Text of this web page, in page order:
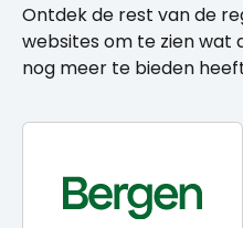
Ontdek de rest van de
websites om te zien wat
nog meer te bieden